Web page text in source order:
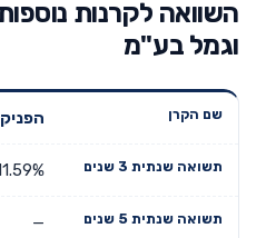
השוואה לקרנות
וגמל בע"מ
שנים
—